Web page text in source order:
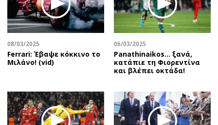
08/03/2025
Ferrari: Έβαψε κόκκινο το
Μιλάνο! (vid)
06/03/2025
Panathinaikos… ξανά,
κατάπιε τη Φιορεντίνα
και βλέπει οκτάδα!